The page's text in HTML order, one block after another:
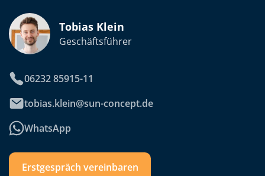
Tobias Klein
Geschäftsführer
06232 85915-11
tobias.klein@sun-concept.de
WhatsApp
Erstgespräch vereinbaren